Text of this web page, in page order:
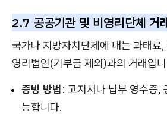
2.7 공공기관 및 비영리단체 거
국가나 지방자치단체에 내는 과태료
영리법인(기부금 제외)과의 거래입
증빙 방법: 고지서나 납부 영수증,
능합니다.